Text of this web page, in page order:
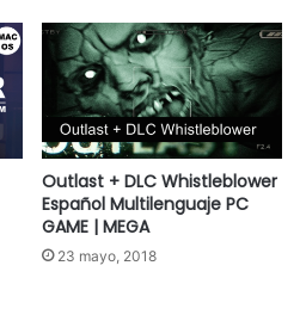
Outlast + DLC Whistleblower
Español Multilenguaje PC
GAME | MEGA
23 mayo, 2018